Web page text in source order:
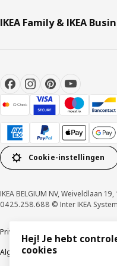
IKEA Family & IKEA
Cookie-instellingen
IKEA BELGIUM NV, Weiveldlaan
0425.258.688 © Inter IKEA
Privacybeleid
Algemene contractvoorwaarden
Hej! Je hebt
cookies